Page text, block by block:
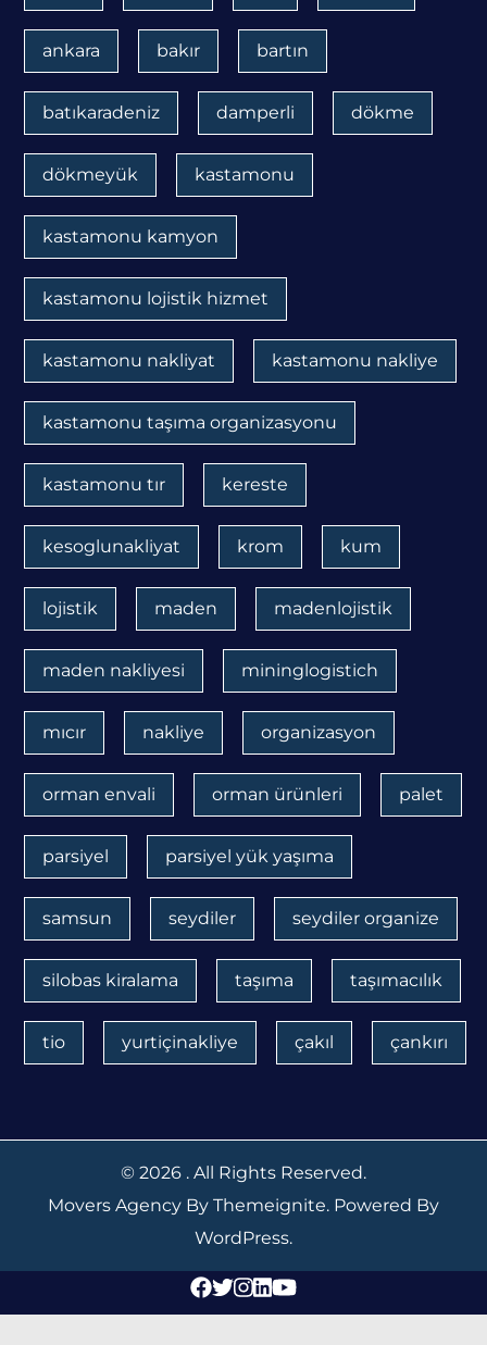
ankara bakır bartın
batıkaradeniz damperli dökme
dökmeyük kastamonu
kastamonu kamyon
kastamonu lojistik hizmet
kastamonu nakliyat kastamonu nakliye
kastamonu taşıma organizasyonu
kastamonu tır kereste
kesoglunakliyat krom kum
lojistik maden madenlojistik
maden nakliyesi mininglogistich
mıcır nakliye organizasyon
orman envali orman ürünleri palet
parsiyel parsiyel yük yaşıma
samsun seydiler seydiler organize
silobas kiralama taşıma taşımacılık
tio yurtiçinakliye çakıl çankırı
© 2026 . All Rights Reserved.
Movers Agency By Themeignite. Powered By
WordPress.
Facebook
Twitter
Instagram
Linkedin
Youtube